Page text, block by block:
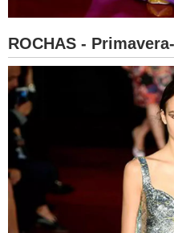
ROCHAS -